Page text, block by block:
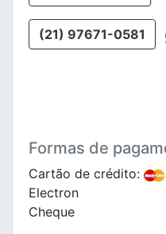
(21) 97671-0581
Formas de
Cartão de crédito:
Electron
Cheque